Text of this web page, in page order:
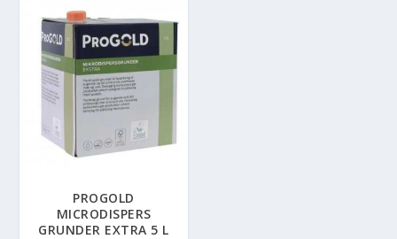
PROGOLD
MICRODISPERS
GRUNDER EXTRA 5 L